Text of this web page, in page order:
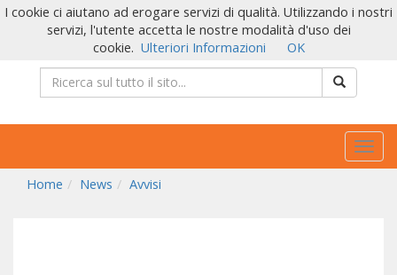
Home
News Avvisi
I cookie ci aiutano ad erogare servizi di qualità. Utilizzando i nostri
servizi, l'utente accetta le nostre modalità d'uso dei
cookie. Ulteriori Informazioni OK